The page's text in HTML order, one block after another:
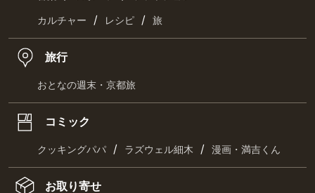
カルチャー / レシピ / 旅
旅行
おとなの週末・京都旅
コミック
クッキングパパ / ラズウェル細木 / 漫画・満吉くん
お取り寄せ